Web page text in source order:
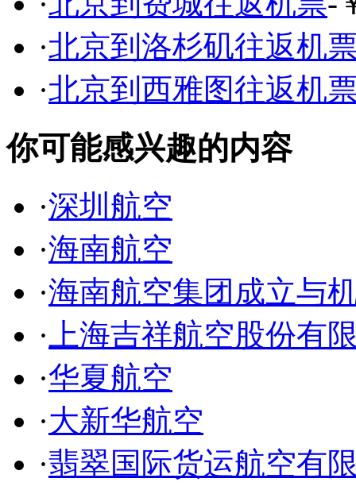
·北京到洛杉矶往返机
·北京到西雅图往返机
你可能感兴趣的内容
·深圳航空
·海南航空
·海南航空集团成立与
· 上海吉祥航空股份有
·华夏航空
·大新华航空
·翡翠国际货运航空有